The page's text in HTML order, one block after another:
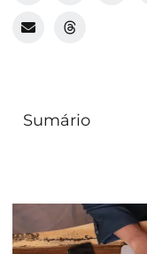
Sumário